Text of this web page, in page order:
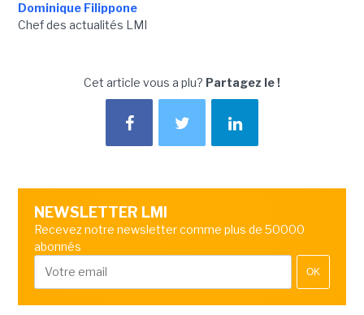
Dominique Filippone
Chef des actualités LMI
Cet article vous a plu? Partagez le !
NEWSLETTER LMI
Recevez notre newsletter comme plus de 50000
abonnés
OK